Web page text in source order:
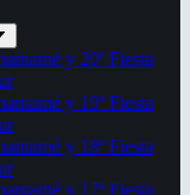
y 20ª Fiesta
y 19ª Fiesta
y 18ª Fiesta
y 17ª Fiesta